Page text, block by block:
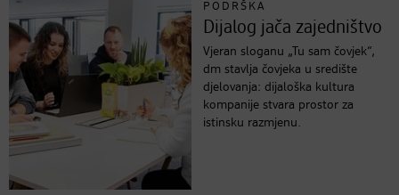
PODRŠKA
Dijalog jača zajedništvo
Vjeran sloganu „Tu sam čovjek“,
dm stavlja čovjeka u središte
djelovanja: dijaloška kultura
kompanije stvara prostor za
istinsku razmjenu.